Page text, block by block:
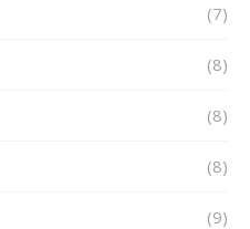
(7)
(8)
(8)
(8)
(9)